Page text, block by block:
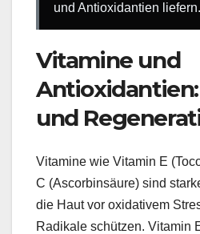
und Antioxidantien liefern.
Vitamine und
und
Vitamine wie Vitamin E
C (Ascorbinsäure) sind
die Haut vor oxidativem
Radikale schützen. Vitamin